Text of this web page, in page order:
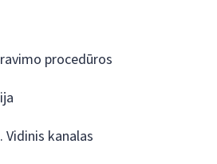
procedūros
Vidinis kanalas